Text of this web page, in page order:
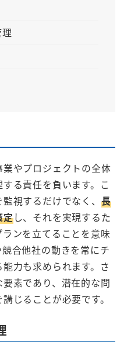
やプロジェクトの全体
る責任を負います。こ
視するだけでなく、 長
定し、それを実現するた
ンを立てることを意味
合他社の動きを常にチ
力も求められます。さ
素であり、潜在的な問
じることが必要です。